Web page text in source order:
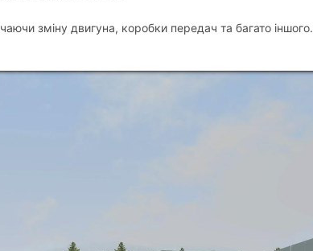
зміну двигуна, коробки передач та багато іншого.